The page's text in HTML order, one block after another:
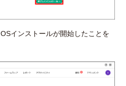
OSインストールが開始したことを